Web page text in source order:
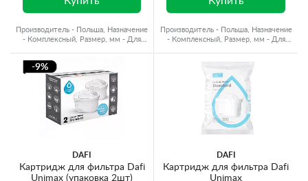
Производитель - Польша, Назначение
- Комплексный, Размер, мм - Для
Производитель - Польша, Назначение
- Комплексный, Размер, мм - Для
-9%
DAFI
Картридж для фильтра Dafi
Unimax (упаковка 2шт)
DAFI
Картридж для фильтра Dafi
Unimax